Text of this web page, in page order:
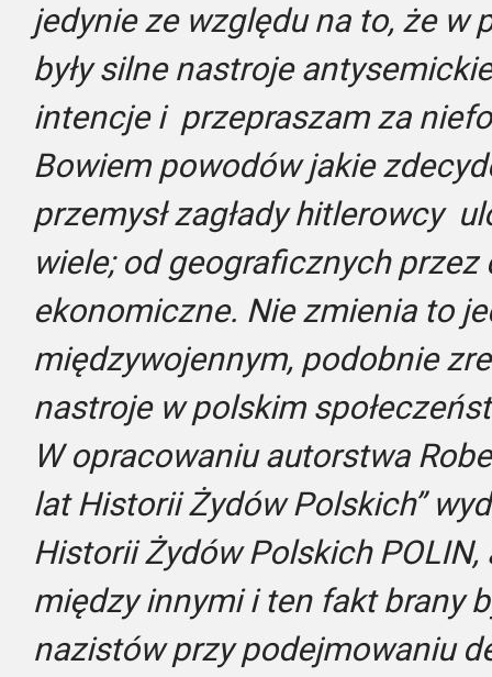
jedynie ze względu na to, że w
były silne nastroje
intencje i przepraszam za
Bowiem powodów jakie
przemysł zagłady hitlerowcy
wiele; od geograficznych
ekonomiczne. Nie zmienia to
międzywojennym, podobnie
nastroje w polskim
W opracowaniu autorstwa
lat Historii Żydów Polskich”
Historii Żydów Polskich
między innymi i ten fakt brany
nazistów przy podejmowaniu